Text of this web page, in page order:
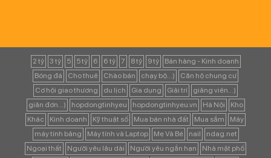
2 tỷ 3 tỷ 5 5 tỷ 6 6 tỷ 7 8 tỷ 9 tỷ
Bán hàng - Kinh doanh
Bóng đá
Cho thuê Chào bán chạy bộ...)
Căn hộ chung cư
Cơ hội giao thương
du lịch Gia dụng Giải trí
giảng viên...)
giản đơn...)
hopdongtinhyeu hopdongtinhyeu.vn Hà Nội
Kho
Khác
Kinh doanh Kỹ thuật số Mua bán nhà đất Mua sắm
Máy
máy tính bảng
Máy tính và Laptop Mẹ Và Bé nail
ndag.net
Ngoại thất
Người yêu lâu dài Người yêu ngắn hạn
Nhà mặt phố